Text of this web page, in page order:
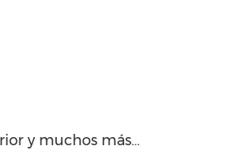
y muchos más…